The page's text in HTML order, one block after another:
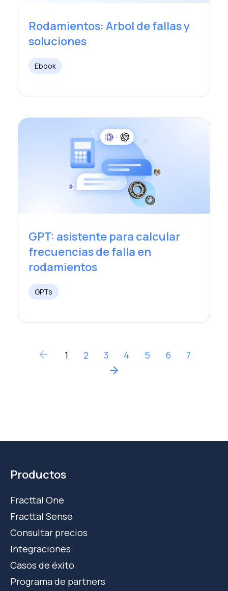
Rodamientos: Arbol de fallas y
soluciones
Ebook
GPT: asistente para calcular
frecuencias de falla en
rodamientos
GPTs
arrow_back 1 2 3 4 5 6
7
arrow_forward
Productos
Fracttal One
Fracttal Sense
Consultar precios
Integraciones
Casos de éxito
Programa de partners